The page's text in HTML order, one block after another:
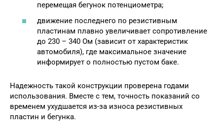
перемещая бегунок потенциометра;
движение последнего по резистивным
пластинам плавно увеличивает сопротивление
до 230 – 340 Ом (зависит от характеристик
автомобиля), где максимальное значение
информирует о полностью пустом баке.
Надежность такой конструкции проверена годами
использования. Вместе с тем, точность показаний со
временем ухудшается из-за износа резистивных
пластин и бегунка.